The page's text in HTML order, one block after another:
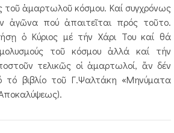
τοῦ ἁμαρτωλοῦ κόσμου. Καί συγχρόνως
ἀγῶνα πού ἀπαιτεῖται πρός τοῦτο.
ὁ Κύριος μέ τήν Χάρι Του καί θά
τοῦ κόσμου ἀλλά καί τήν
τελικῶς οἱ ἁμαρτωλοί, ἄν δέν
τό βιβλίο τοῦ Γ.Ψαλτάκη «Μηνύματα